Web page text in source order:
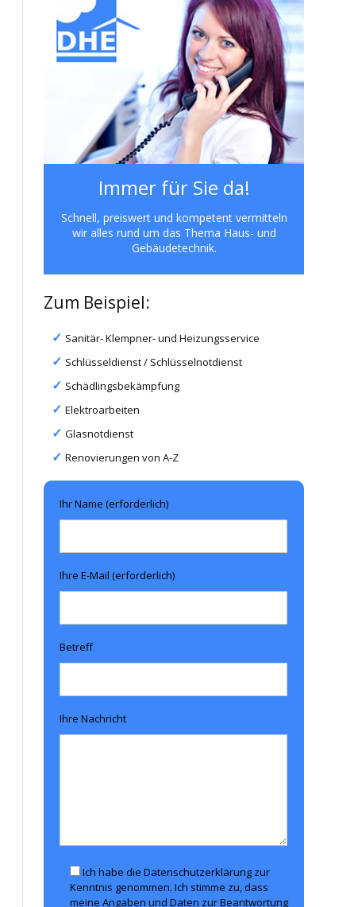
Immer für Sie da!
Schnell, preiswert und kompetent vermitteln
wir alles rund um das Thema Haus- und
Gebäudetechnik.
Zum Beispiel:
Sanitär- Klempner- und Heizungsservice
Schlüsseldienst / Schlüsselnotdienst
Schädlingsbekämpfung
Elektroarbeiten
Glasnotdienst
Renovierungen von A-Z
Ihr Name (erforderlich)
Ihre E-Mail (erforderlich)
Betreff
Ihre Nachricht
Ich habe die Datenschutzerklärung zur
Kenntnis genommen. Ich stimme zu, dass
meine Angaben und Daten zur Beantwortung